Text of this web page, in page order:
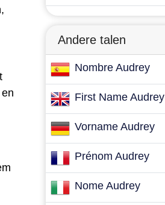
Andere talen
Nombre Audrey
First Name Audrey
Vorname Audrey
Prénom Audrey
Nome Audrey